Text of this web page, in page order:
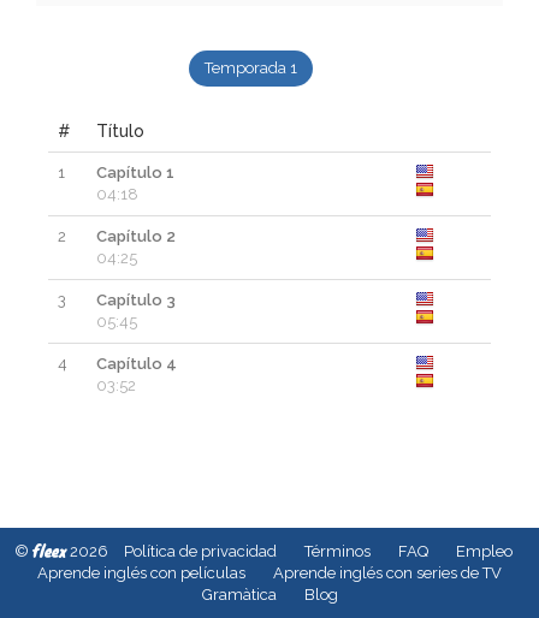
Temporada 1
# Título
1
Capítulo 1
04:18
2
Capítulo 2
04:25
3
Capítulo 3
05:45
4
Capítulo 4
03:52
© fleex2026 Política de privacidad Términos FAQ
Empleo
Aprende inglés con películas
Aprende inglés con series de TV
Gramàtica
Blog